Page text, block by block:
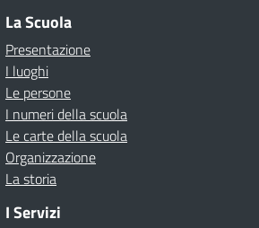
La Scuola
Presentazione
I luoghi
Le persone
I numeri della scuola
Le carte della scuola
Organizzazione
La storia
I Servizi